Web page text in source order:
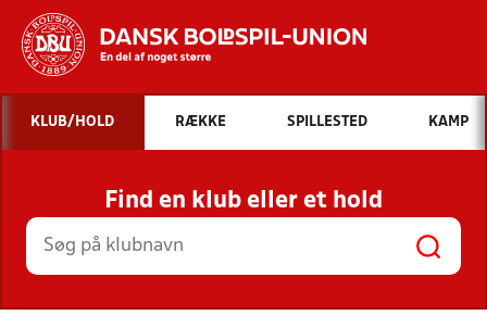
Hvad vil du søge efter?
INDHOLD OG NYHEDER
STILLINGER, RESULTATER, KLUBBER OG
HOLD
KLUB/HOLD RÆKKE SPILLESTED KAMP
Find en klub eller et hold